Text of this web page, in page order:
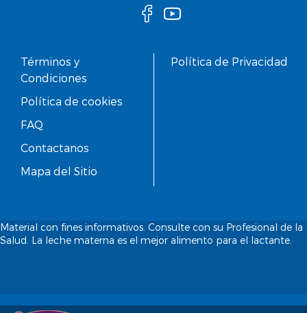
Términos y
Condiciones
Política de Privacidad
Política de cookies
FAQ
Contactanos
Mapa del Sitio
Material con fines informativos. Consulte con su Profesional de la
Salud. La leche materna es el mejor alimento para el lactante.